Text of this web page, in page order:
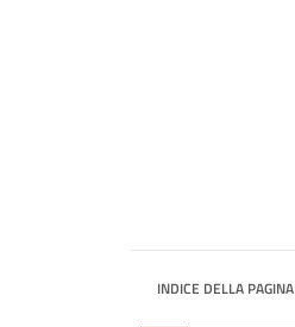
INDICE DELLA PAGINA